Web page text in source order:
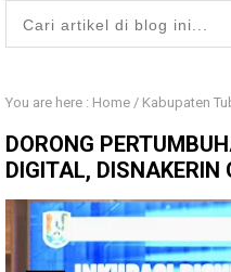
You are here : Home / Kabupaten
DORONG
DIGITAL, DISNAKERIN